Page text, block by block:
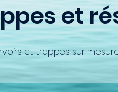
et
et trappes sur